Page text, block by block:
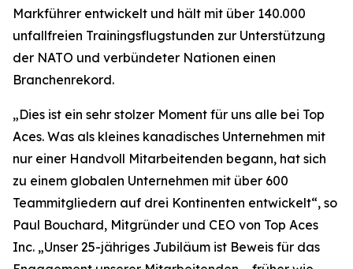
Markführer entwickelt und hält mit über 140.000
unfallfreien Trainingsflugstunden zur Unterstützung
der NATO und verbündeter Nationen einen
Branchenrekord.
„Dies ist ein sehr stolzer Moment für uns alle bei Top
Aces. Was als kleines kanadisches Unternehmen mit
nur einer Handvoll Mitarbeitenden begann, hat sich
zu einem globalen Unternehmen mit über 600
Teammitgliedern auf drei Kontinenten entwickelt“, so
Paul Bouchard, Mitgründer und CEO von Top Aces
Inc. „Unser 25-jähriges Jubiläum ist Beweis für das